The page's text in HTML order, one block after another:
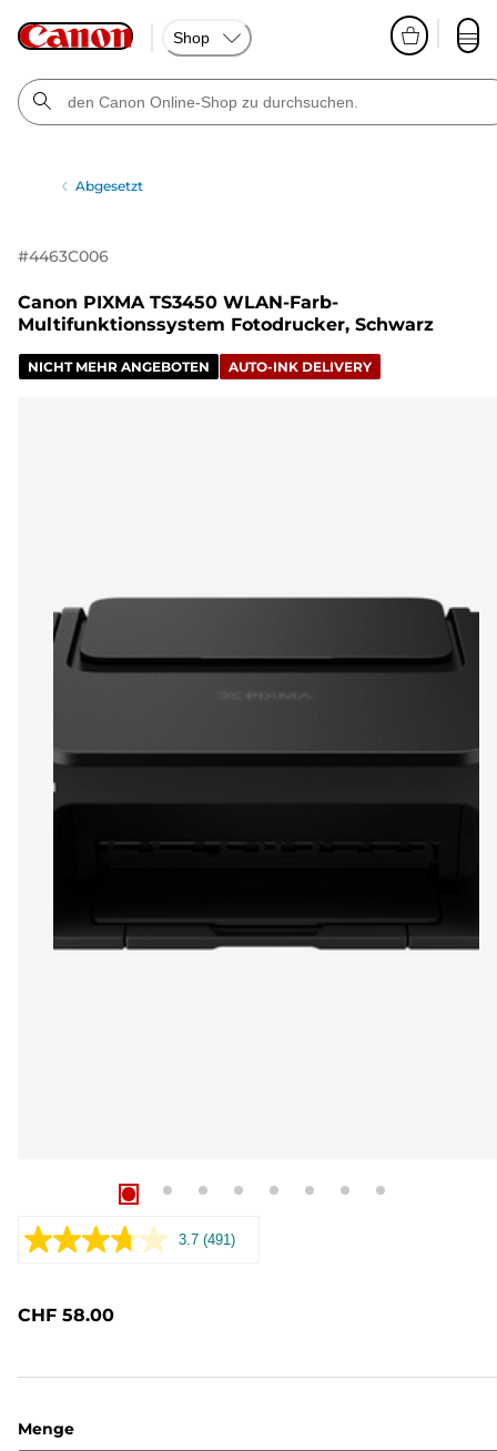
Shop
Abgesetzt
#4463C006
Canon PIXMA TS3450 WLAN-Farb-
Multifunktionssystem Fotodrucker, Schwarz
NICHT MEHR ANGEBOTEN AUTO-INK DELIVERY
3.7 491
(491)
CHF 58.00
Menge